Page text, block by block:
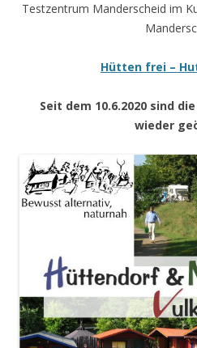
Testzentrum Manderscheid im
Hütten frei –
Seit dem 10.6.2020 sind
wieder